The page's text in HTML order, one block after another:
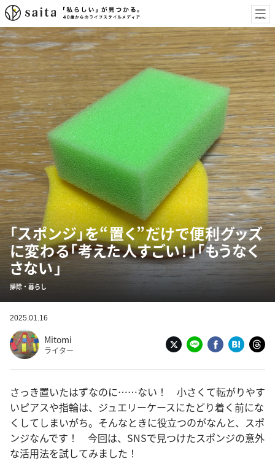
「スポンジ」を“置く”だけで便利グッズ
に変わる「考えた人すごい！」「もうなく
さない」
掃除・暮らし
2025.01.16
Mitomi
ライター
さっき置いたはずなのに……ない！ 小さくて転がりやす
いピアスや指輪は、ジュエリーケースにたどり着く前にな
くしてしまいがち。そんなときに役立つのがなんと、スポ
ンジなんです！ 今回は、SNSで見つけたスポンジの意外
な活用法を試してみました！